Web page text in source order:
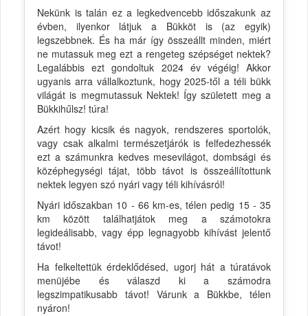
Nekünk is talán ez a legkedvencebb időszakunk az
évben, ilyenkor látjuk a Bükköt is (az egyik)
legszebbnek. És ha már így összeállt minden, miért
ne mutassuk meg ezt a rengeteg szépséget nektek?
Legalábbis ezt gondoltuk 2024 év végéig! Akkor
ugyanis arra vállalkoztunk, hogy 2025-től a téli bükk
világát is megmutassuk Nektek! Így született meg a
Bükkihűlsz! túra!
Azért hogy kicsik és nagyok, rendszeres sportolók,
vagy csak alkalmi természetjárók is felfedezhessék
ezt a számunkra kedves mesevilágot, dombsági és
középhegységi tájat, több távot is összeállítottunk
nektek legyen szó nyári vagy téli kihívásról!
Nyári időszakban 10 - 66 km-es, télen pedig 15 - 35
km között találhatjátok meg a számotokra
legideálisabb, vagy épp legnagyobb kihívást jelentő
távot!
Ha felkeltettük érdeklődésed, ugorj hát a túratávok
menüjébe és válaszd ki a számodra
legszimpatikusabb távot! Várunk a Bükkbe, télen
nyáron!